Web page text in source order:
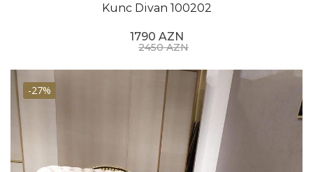
Kunc Divan 100202
1790 AZN
2450 AZN
-27%